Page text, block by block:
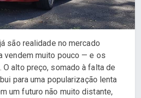
são realidade no mercado
vendem muito pouco — e os
alto preço, somado à falta de
para uma popularização lenta
um futuro não muito distante,